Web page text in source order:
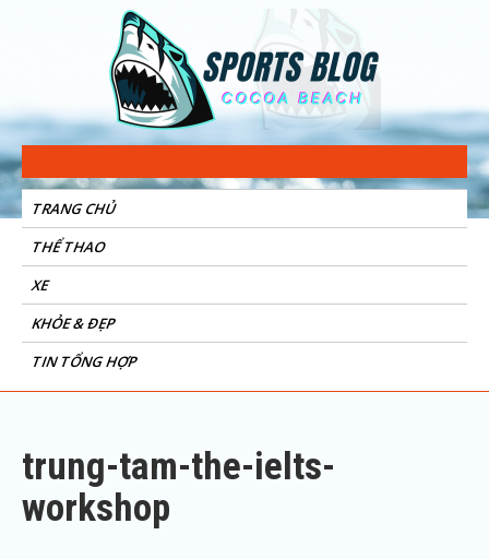
Sports Blog
Cocoa Beach
TRANG CHỦ
THỂ THAO
XE
KHỎE & ĐẸP
TIN TỔNG HỢP
trung-tam-the-ielts-
workshop